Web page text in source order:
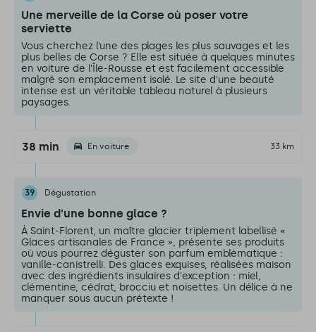
Une merveille de la Corse où poser votre
serviette
Vous cherchez l’une des plages les plus sauvages et les
plus belles de Corse ? Elle est située à quelques minutes
en voiture de l’Île-Rousse et est facilement accessible
malgré son emplacement isolé. Le site d'une beauté
intense est un véritable tableau naturel à plusieurs
paysages.
38 min En voiture 33 km
39 Dégustation
Envie d'une bonne glace ?
À Saint-Florent, un maître glacier triplement labellisé «
Glaces artisanales de France », présente ses produits
où vous pourrez déguster son parfum emblématique :
vanille-canistrelli. Des glaces exquises, réalisées maison
avec des ingrédients insulaires d'exception : miel,
clémentine, cédrat, brocciu et noisettes. Un délice à ne
manquer sous aucun prétexte !